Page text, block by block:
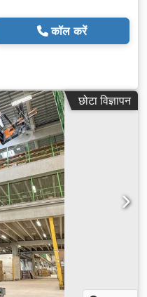
कॉल करें
छोटा विज्ञापन